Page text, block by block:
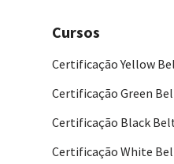
Cursos
Certificação Yellow
Certificação Green
Certificação Black
Certificação White